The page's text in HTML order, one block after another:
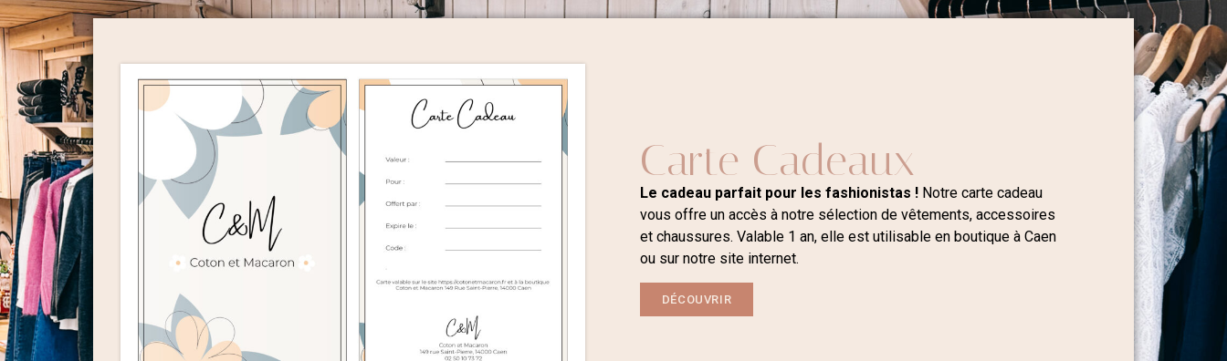
Carte Cadeaux
Le cadeau parfait pour les fashionistas !Notre carte cadeau
vous offre un accès à notre sélection de vêtements, accessoires
et chaussures. Valable 1 an, elle est utilisable en boutique à Caen
ou sur notre site internet.
DÉCOUVRIR